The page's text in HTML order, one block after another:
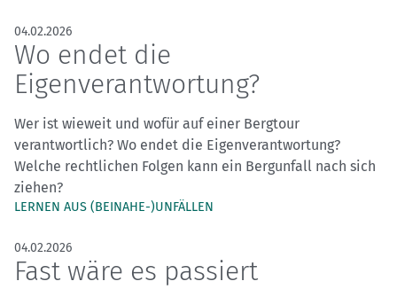
04.02.2026
Wo endet die
Eigenverantwortung?
Wer ist wieweit und wofür auf einer Bergtour
verantwortlich? Wo endet die Eigenverantwortung?
Welche rechtlichen Folgen kann ein Bergunfall nach sich
ziehen?
LERNEN AUS (BEINAHE-)UNFÄLLEN
04.02.2026
Fast wäre es passiert